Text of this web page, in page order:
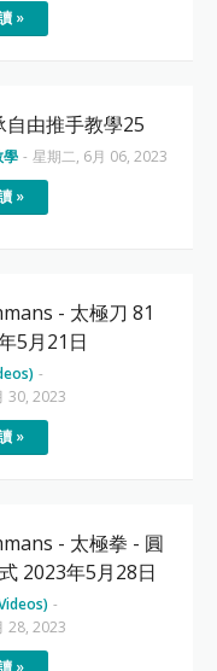
»
自由推手教學25
學 - 星期二, 6月 06, 2023
»
- 太極刀 81
5月21日
-
30, 2023
»
- 太極拳 - 圓
2023年5月28日
-
28, 2023
»